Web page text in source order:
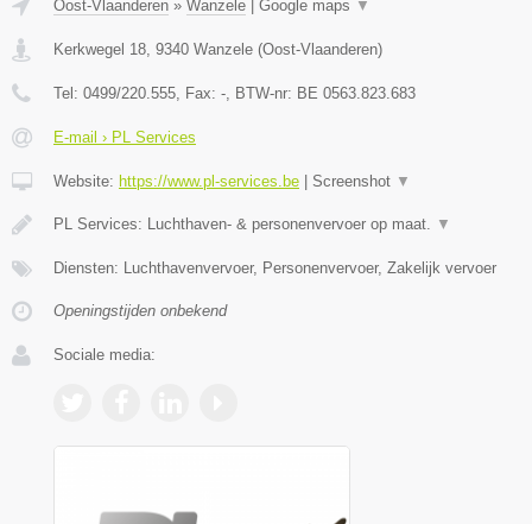
Oost-Vlaanderen » Wanzele | Google maps ▼
Kerkwegel 18 9340 Wanzele (Oost-Vlaanderen)
Tel: 0499/220.555 , Fax: - , BTW-nr: BE 0563.823.683
E-mail › PL Services
Website: https://www.pl-services.be | Screenshot ▼
PL Services: Luchthaven- & personenvervoer op maat. ▼
Diensten: Luchthavenvervoer, Personenvervoer, Zakelijk vervoer
Openingstijden onbekend
Sociale media: